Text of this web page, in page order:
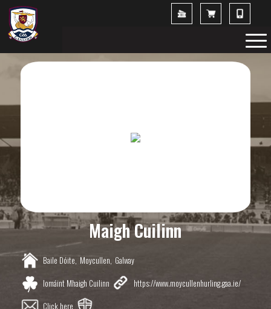
Maigh Cuilinn
Baile Dóite, Moycullen, Galway
Iomáint Mhaigh Cuilinn
https://www.moycullenhurling.gaa.ie/
Click here